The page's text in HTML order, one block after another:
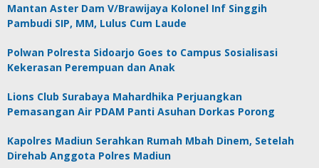
Mantan Aster Dam V/Brawijaya Kolonel Inf Singgih
Pambudi SIP, MM, Lulus Cum Laude
Polwan Polresta Sidoarjo Goes to Campus Sosialisasi
Kekerasan Perempuan dan Anak
Lions Club Surabaya Mahardhika Perjuangkan
Pemasangan Air PDAM Panti Asuhan Dorkas Porong
Kapolres Madiun Serahkan Rumah Mbah Dinem, Setelah
Direhab Anggota Polres Madiun